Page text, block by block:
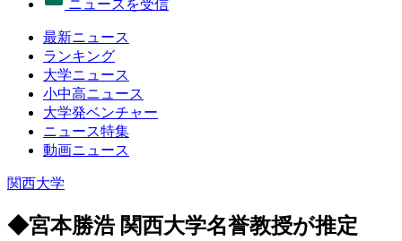
ニュースを受信
最新ニュース
ランキング
大学ニュース
小中高ニュース
大学発ベンチャー
ニュース特集
動画ニュース
関西大学
◆宮本勝浩 関西大学名誉教授が推定